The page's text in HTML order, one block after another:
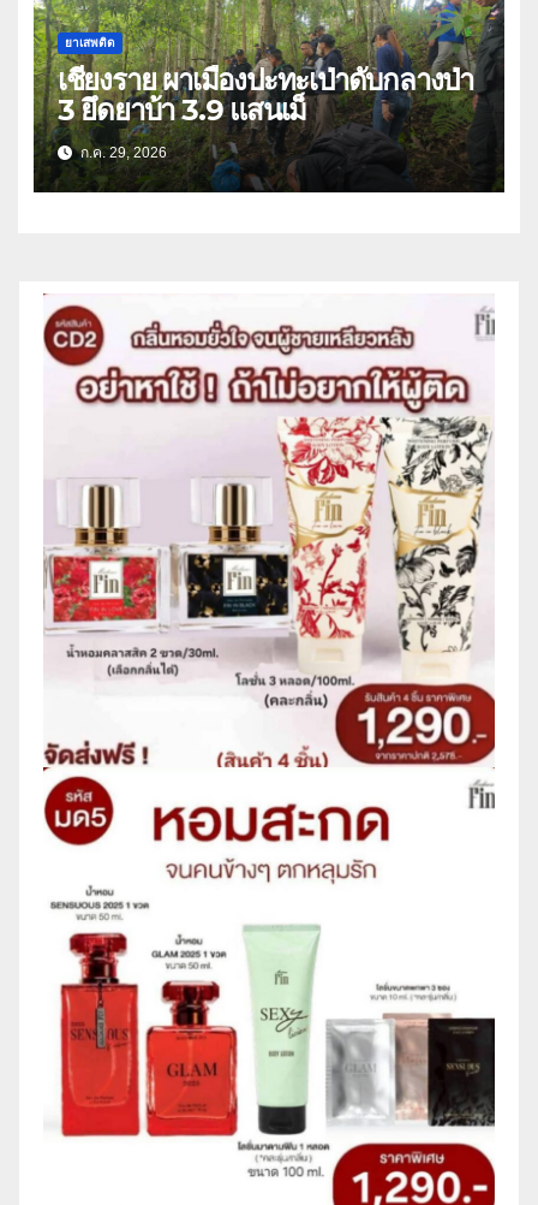
ยาเสพติด
เชียงราย ผาเมืองปะทะเป่าดับกลางป่า
3 ยึดยาบ้า 3.9 แสนเม็
ก.ค. 29, 2026